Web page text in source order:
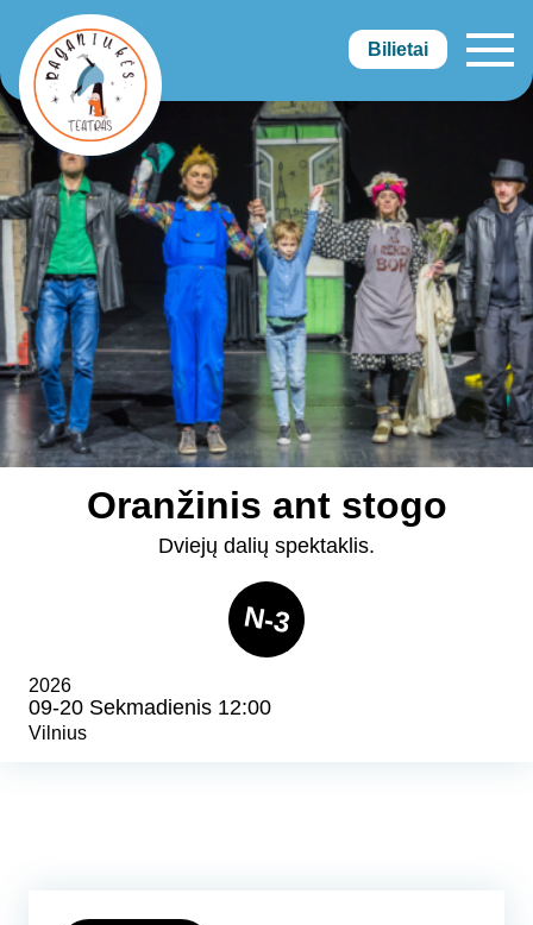
Raganiukės teatras
Bilietai
Oranžinis ant stogo
Dviejų dalių spektaklis.
N-3
2026
09-20 Sekmadienis 12:00
Vilnius